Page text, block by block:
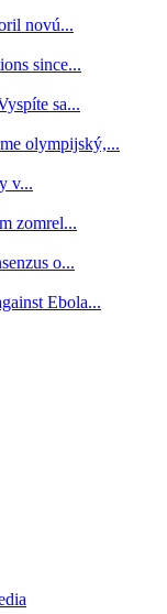
novú...
since...
sa...
olympijský,...
v...
zomrel...
o...
Ebola...